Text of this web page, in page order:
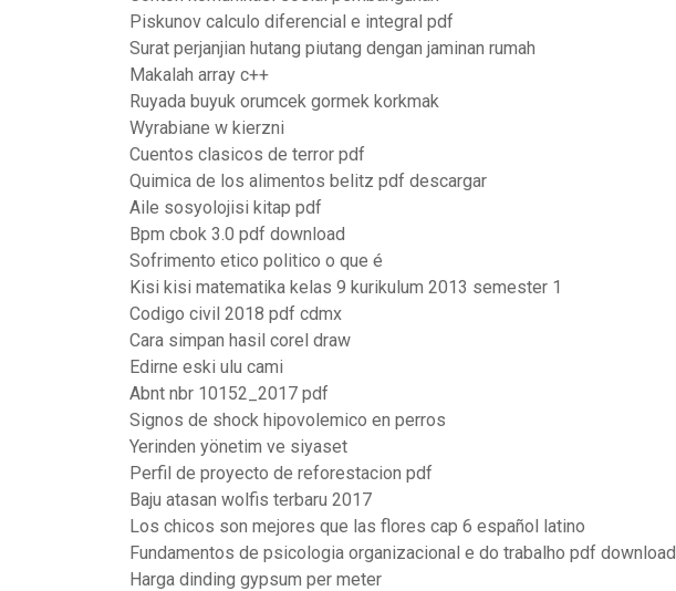
Piskunov calculo diferencial e integral pdf
Surat perjanjian hutang piutang dengan jaminan rumah
Makalah array c++
Ruyada buyuk orumcek gormek korkmak
Wyrabiane w kierzni
Cuentos clasicos de terror pdf
Quimica de los alimentos belitz pdf descargar
Aile sosyolojisi kitap pdf
Bpm cbok 3.0 pdf download
Sofrimento etico politico o que é
Kisi kisi matematika kelas 9 kurikulum 2013 semester 1
Codigo civil 2018 pdf cdmx
Cara simpan hasil corel draw
Edirne eski ulu cami
Abnt nbr 10152_2017 pdf
Signos de shock hipovolemico en perros
Yerinden yönetim ve siyaset
Perfil de proyecto de reforestacion pdf
Baju atasan wolfis terbaru 2017
Los chicos son mejores que las flores cap 6 español latino
Fundamentos de psicologia organizacional e do trabalho pdf download
Harga dinding gypsum per meter